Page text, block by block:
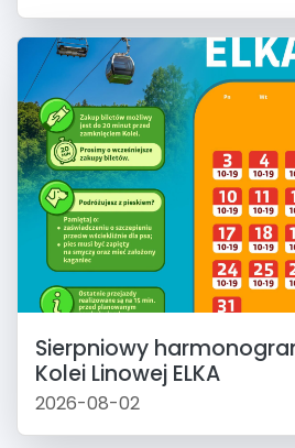
Sierpniowy
Kolei Linowej ELKA
2026-08-02